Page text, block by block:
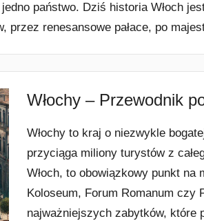
państwo. Dziś historia Włoch
przez renesansowe pałace, po
Włochy – Przewodnik
Włochy to kraj o niezwykle
przyciąga miliony turystów z
Włoch, to obowiązkowy punkt na
Koloseum, Forum Romanum czy
najważniejszych zabytków, które